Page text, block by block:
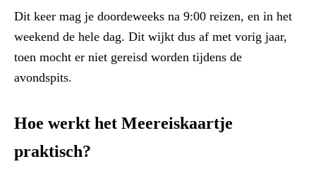
Dit keer mag je doordeweeks na 9:00 reizen, en in het
weekend de hele dag. Dit wijkt dus af met vorig jaar,
toen mocht er niet gereisd worden tijdens de
avondspits.
Hoe werkt het Meereiskaartje
praktisch?